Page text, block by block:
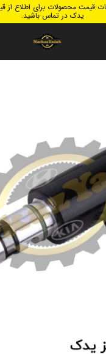
قیمت محصولات برای اطلاع از
یدک در تماس باشید.